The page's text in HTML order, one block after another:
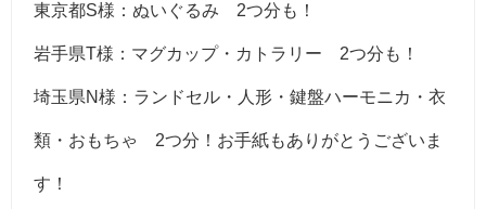
東京都S様：ぬいぐるみ 2つ分も！
岩手県T様：マグカップ・カトラリー 2つ分も！
埼玉県N様：ランドセル・人形・鍵盤ハーモニカ・衣
類・おもちゃ 2つ分！お手紙もありがとうございま
す！